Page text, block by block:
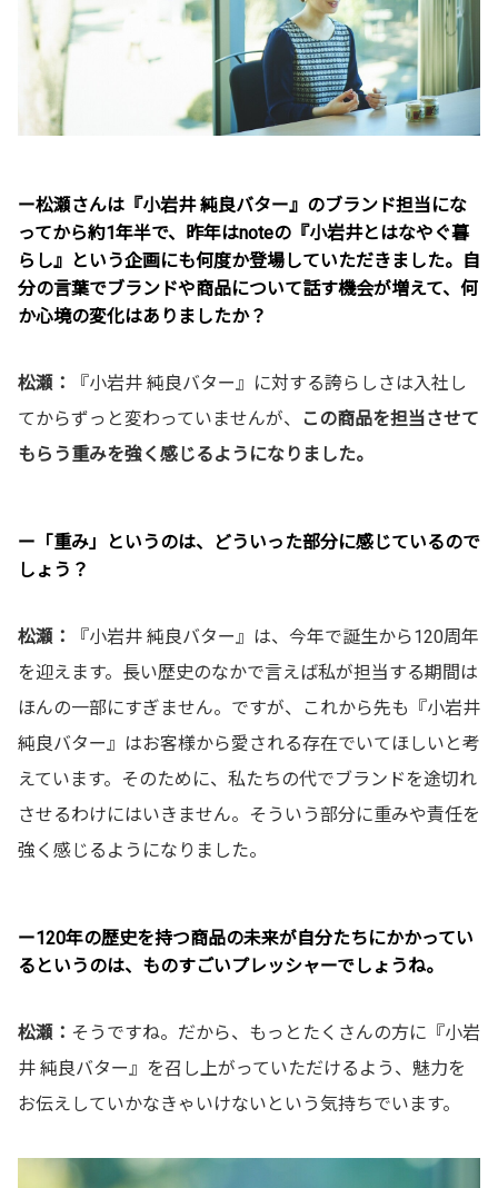
ー松瀬さんは『小岩井 純良バター』のブランド担当にな
ってから約1年半で、昨年はnoteの『小岩井とはなやぐ暮
らし』という企画にも何度か登場していただきました。自
分の言葉でブランドや商品について話す機会が増えて、何
か心境の変化はありましたか？
松瀬：
『小岩井 純良バター』に対する誇らしさは入社し
てからずっと変わっていませんが、
この商品を担当させて
もらう重みを強く感じるようになりました。
ー「重み」というのは、どういった部分に感じているので
しょう？
松瀬：
『小岩井 純良バター』は、今年で誕生から120周年
を迎えます。長い歴史のなかで言えば私が担当する期間は
ほんの一部にすぎません。ですが、これから先も『小岩井
純良バター』はお客様から愛される存在でいてほしいと考
えています。そのために、私たちの代でブランドを途切れ
させるわけにはいきません。そういう部分に重みや責任を
強く感じるようになりました。
ー120年の歴史を持つ商品の未来が自分たちにかかってい
るというのは、ものすごいプレッシャーでしょうね。
松瀬： そうですね。だから、もっとたくさんの方に『小岩
井 純良バター』を召し上がっていただけるよう、魅力を
お伝えしていかなきゃいけないという気持ちでいます。